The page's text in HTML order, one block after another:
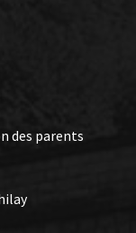
des parents